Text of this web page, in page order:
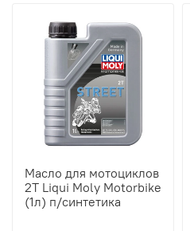
Масло для мотоциклов
2Т Liqui Moly Motorbike
(1л) п/синтетика